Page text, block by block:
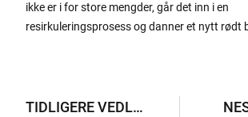
ikke er i for store mengder, går det inn i en
resirkuleringsprosess og danner et nytt rødt
TIDLIGERE VEDLEGG